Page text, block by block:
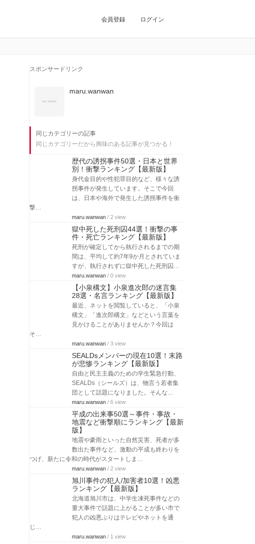
会員登録 ログイン
スポンサードリンク
maru.wanwan
同じカテゴリーの記事
同じカテゴリーだから興味のある記事が見つかる！
歴代の誘拐事件50選・日本と世界
別！衝撃ランキング【最新版】
身代金目的や性犯罪目的など、様々な誘
拐事件が発生しています。そこで今回
は、日本や海外で発生した誘拐事件を衝
撃…
maru.wanwan / 2 view
獄中死した死刑囚44選！衝撃の事
件・死亡ランキング【最新版】
死刑が確定してから執行されるまでの期
間は、平均して約7年9か月とされていま
すが、執行されずに獄中死した死刑囚…
maru.wanwan / 0 view
【小泉構文】小泉進次郎の迷言集
28選・名言ランキング【最新版】
最近、ネットを閲覧していると、「小泉
構文」「進次郎構文」などという言葉を
見かけることがありませんか？今回は
そ…
maru.wanwan / 3 view
SEALDsメンバーの現在10選！末路
が悲惨ランキング【最新版】
自由と民主主義のための学生緊急行動、
SEALDs（シールズ）は、物言う若者集
団として話題になりました。そんな…
maru.wanwan / 6 view
平成の出来事50選～事件・事故・
地震など衝撃順にランキング【最新
版】
地震や豪雨といった自然災害、死者が多
数出た事件など、激動の平成も終わりを
つげ、新たに令和の時代がスタートしま…
maru.wanwan / 2 view
旭川事件の犯人/加害者10選！凶悪
ランキング【最新版】
北海道旭川市は、中学生凍死事件などの
重大事件で話題に上がることが多い市で
犯人の凶悪ぶりはテレビやネットを通
じ…
maru.wanwan / 1 view